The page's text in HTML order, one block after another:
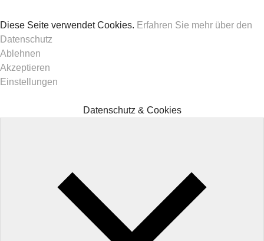
Diese Seite verwendet Cookies. Erfahren Sie mehr über den
Datenschutz
Ablehnen
Akzeptieren
Einstellungen
Datenschutz & Cookies